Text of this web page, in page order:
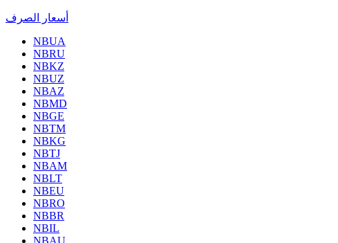
أسعار الصرف
NBUA
NBRU
NBKZ
NBUZ
NBAZ
NBMD
NBGE
NBTM
NBKG
NBTJ
NBAM
NBLT
NBEU
NBRO
NBBR
NBIL
NBAU